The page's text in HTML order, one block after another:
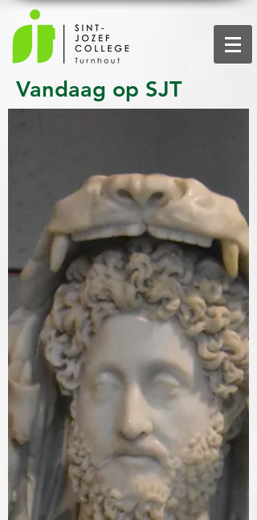
Vandaag op SJT